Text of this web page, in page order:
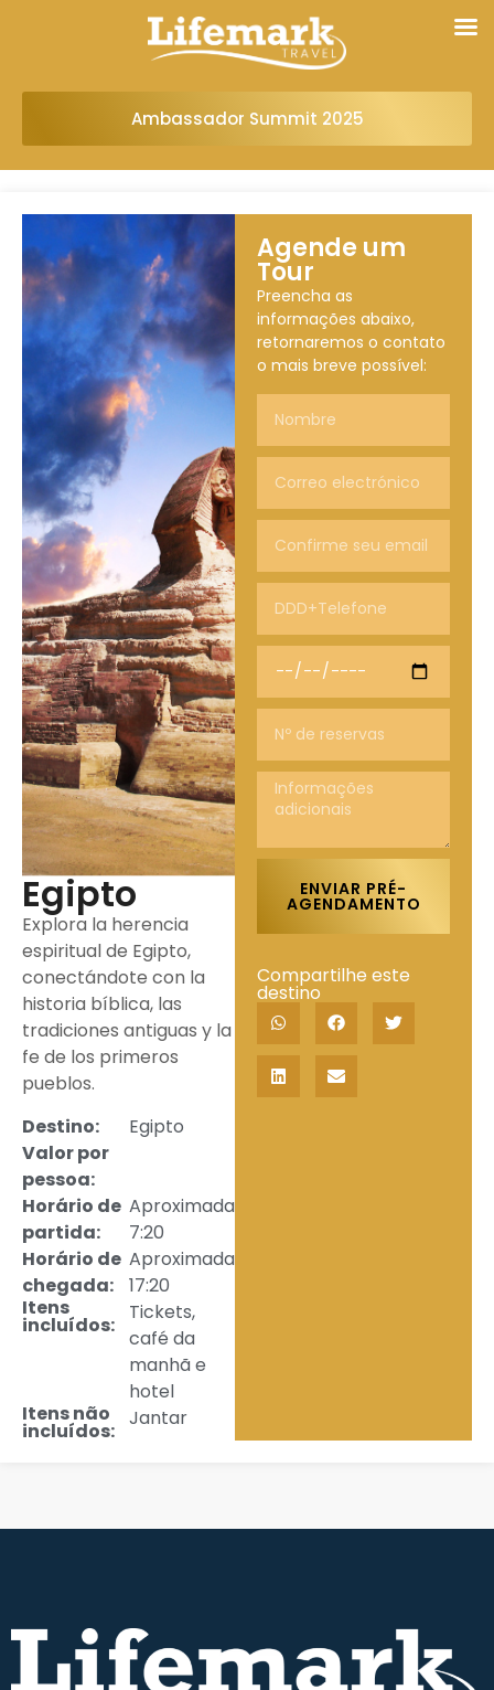
Ambassador Summit 2025
Egipto
Explora la herencia
espiritual de Egipto,
conectándote con la
historia bíblica, las
tradiciones antiguas y la
fe de los primeros
pueblos.
Destino:
Egipto
Valor por
pessoa:
Horário de
partida:
Aproximadamente
7:20
Horário de
chegada:
Aproximadamente
17:20
Itens
incluídos:
Tickets,
café da
manhã e
hotel
Itens não
incluídos:
Jantar
Agende um
Tour
Preencha as
informações abaixo,
retornaremos o contato
o mais breve possível:
ENVIAR PRÉ-
AGENDAMENTO
Compartilhe este
destino